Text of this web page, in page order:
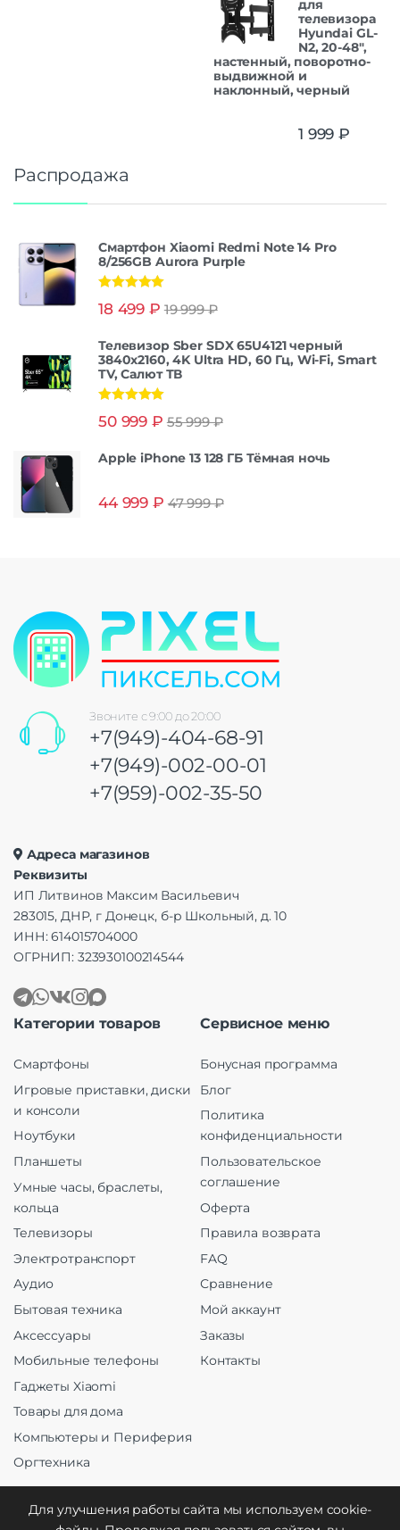
для
телевизора
Hyundai GL-
N2, 20-48",
настенный, поворотно-
выдвижной и
наклонный, черный
1 999 ₽
Распродажа
Смартфон Xiaomi Redmi Note 14 Pro
8/256GB Aurora Purple
из 5
18 499 ₽ 19 999₽
Телевизор Sber SDX 65U4121 черный
3840x2160, 4K Ultra HD, 60 Гц, Wi-Fi, Smart
TV, Салют ТВ
из 5
50 999 ₽ 55 999₽
Apple iPhone 13 128 ГБ Тёмная ночь
44 999 ₽ 47 999₽
Звоните с 9:00 до 20:00
+7(949)-404-68-91
+7(949)-002-00-01
+7(959)-002-35-50
Адреса магазинов
Реквизиты
ИП Литвинов Максим Васильевич
283015, ДНР, г Донецк, б-р Школьный, д. 10
ИНН: 614015704000
ОГРНИП: 323930100214544
Категории товаров
Смартфоны
Игровые приставки, диски
и консоли
Ноутбуки
Планшеты
Умные часы, браслеты,
кольца
Телевизоры
Электротранспорт
Аудио
Бытовая техника
Аксессуары
Мобильные телефоны
Гаджеты Xiaomi
Товары для дома
Компьютеры и Периферия
Оргтехника
Сервисное меню
Бонусная программа
Блог
Политика
конфиденциальности
Пользовательское
соглашение
Оферта
Правила возврата
FAQ
Сравнение
Мой аккаунт
Заказы
Контакты
Для улучшения работы сайта мы используем cookie-